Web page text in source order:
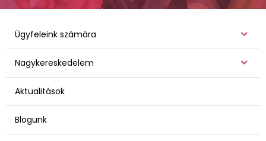
Ügyfeleink számára
Nagykereskedelem
Aktualitások
Blogunk